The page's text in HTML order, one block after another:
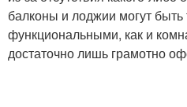
балконы и лоджии могут
функциональными, как и
достаточно лишь грамотно